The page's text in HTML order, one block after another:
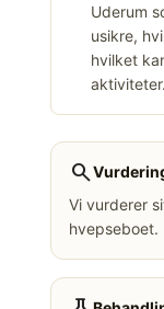
Uderum
usikre,
hvilket
aktiviteter.
search
Vi vurderer
hvepseboet.